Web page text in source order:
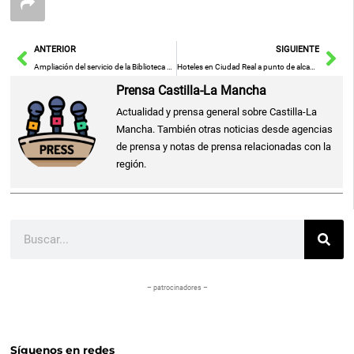
AntANTERIOR SIGUIENTE
Prensa Castilla-La Mancha
Actualidad y prensa general sobre Castilla-La
Mancha. También otras noticias desde agencias
de prensa y notas de prensa relacionadas con la
región.
– patrocinadores –
Síguenos en redes